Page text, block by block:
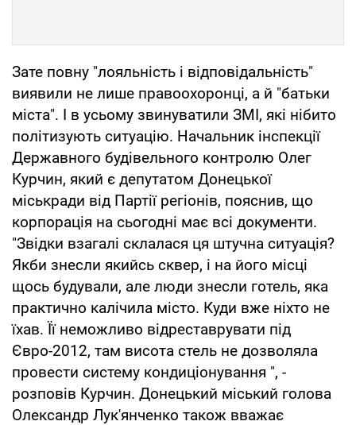
Зате повну "лояльність і відповідальність"
виявили не лише правоохоронці, а й "батьки
міста". І в усьому звинуватили ЗМІ, які нібито
політизують ситуацію. Начальник інспекції
Державного будівельного контролю Олег
Курчин, який є депутатом Донецької
міськради від Партії регіонів, пояснив, що
корпорація на сьогодні має всі документи.
"Звідки взагалі склалася ця штучна ситуація?
Якби знесли якийсь сквер, і на його місці
щось будували, але люди знесли готель, яка
практично калічила місто. Куди вже ніхто не
їхав. Її неможливо відреставрувати під
Євро-2012, там висота стель не дозволяла
провести систему кондиціонування ", -
розповів Курчин. Донецький міський голова
Олександр Лук'янченко також вважає